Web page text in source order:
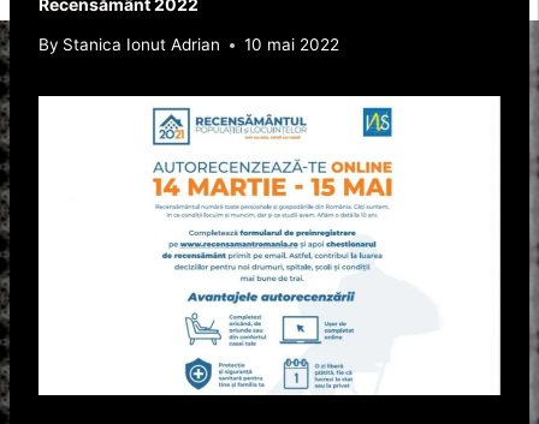
By Stanica Ionut Adrian 10 mai 2022